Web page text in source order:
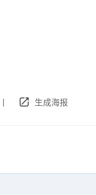
| 生成海报